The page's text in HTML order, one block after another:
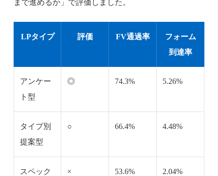
まで進めるか」で評価しました。
LPタイプ 評価 FV通過率
フォーム
到達率
アンケー
ト型
◎ 74.3% 5.26%
タイプ別
提案型
○ 66.4% 4.48%
スペック
× 53.6% 2.04%